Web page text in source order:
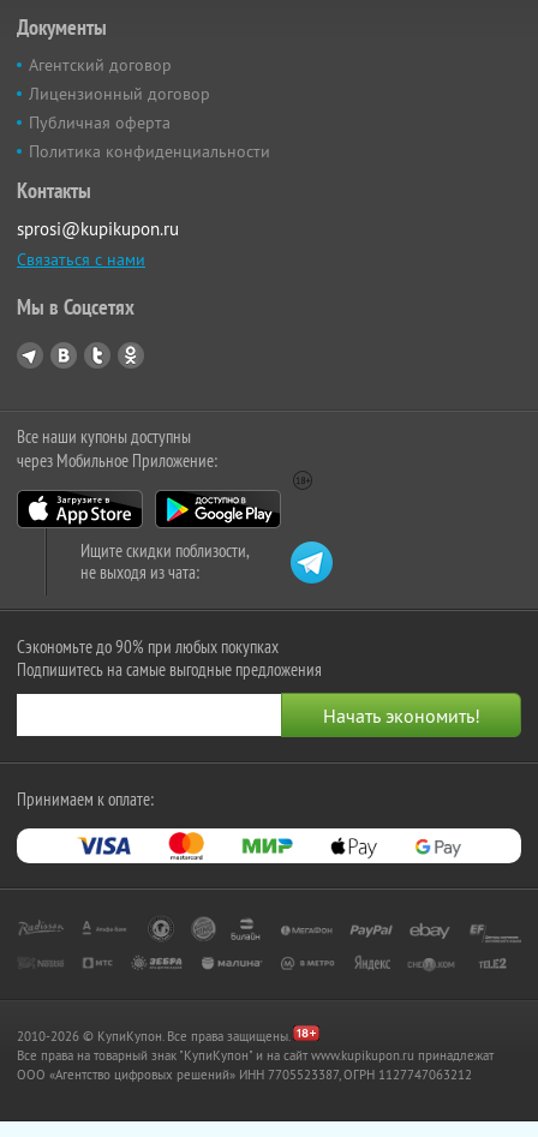
Документы
Агентский договор
Лицензионный договор
Публичная оферта
Политика конфиденциальности
Контакты
sprosi@kupikupon.ru
Связаться с нами
Мы в Соцсетях
Все наши купоны доступны
через Мобильное Приложение:
Ищите скидки поблизости,
не выходя из чата:
Сэкономьте до 90% при любых покупках
Подпишитесь на самые выгодные предложения
Принимаем к оплате:
2010-2026 © КупиКупон. Все права защищены.
Все права на товарный знак "КупиКупон" и на сайт www.kupikupon.ru принадлежат
OOO «Агентство цифровых решений» ИНН 7705523387, ОГРН 1127747063212